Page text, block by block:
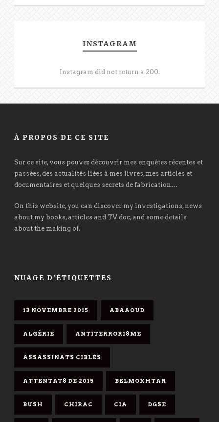
INSTAGRAM
Instagram did not return a 200.
À PROPOS DE CE SITE
Sur ce site, vous pouvez découvrir mes enquêtes récentes et
passées, des actualités liées à mes livres, mes articles et
documentaires et quelques secrets de fabrication…
On this website, you can discover my investigations, news
about my books, articles and TV doc, and some details
about the making of.
NUAGE D’ÉTIQUETTES
13 NOVEMBRE 2015 ABAAOUD
ALGÉRIE ANTITERRORISME
ASSASSINATS CIBLÉS
ATTENTATS DE 2015 BELMOKHTAR
BUSH CHIRAC CIA DGSE